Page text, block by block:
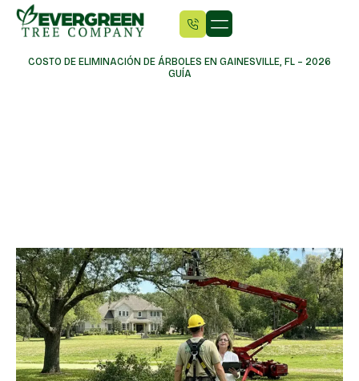
COSTO DE ELIMINACIÓN DE ÁRBOLES EN GAINESVILLE, FL – 2026
GUÍA